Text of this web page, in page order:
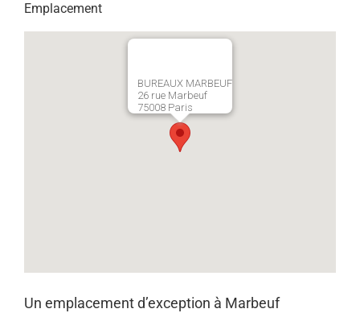
Emplacement
BUREAUX MARBEUF
26 rue Marbeuf
75008 Paris
Un emplacement d’exception à Marbeuf